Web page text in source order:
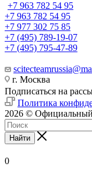
+7 963 782 54 95
+7 963 782 54 95
+7 977 302 75 85
+7 (495) 789-19-07
+7 (495) 795-47-89
г. Москва
Подписаться на
Политика
2026 © Официальный
Найти
0